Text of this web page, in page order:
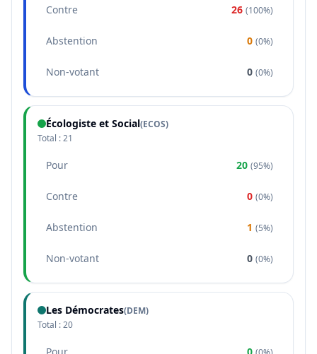
Contre 26 (100%)
Abstention 0 (0%)
Non-votant 0 (0%)
Écologiste et Social(ECOS)
Total :21
Pour 20 (95%)
Contre 0 (0%)
Abstention 1 (5%)
Non-votant 0 (0%)
Les Démocrates(DEM)
Total :20